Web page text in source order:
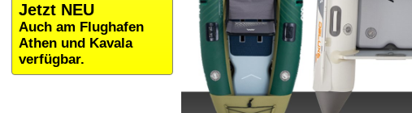
Jetzt NEU
Auch am Flughafen
Athen und Kavala
verfügbar.